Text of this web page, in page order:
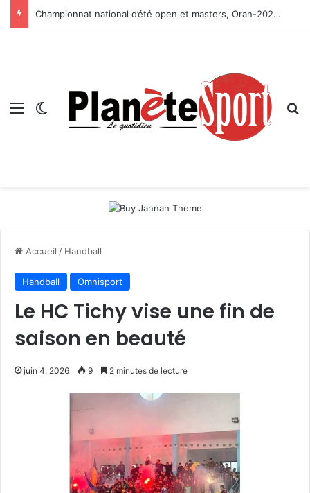
Championnat national d’été open et masters, Oran-2026 — Le CRB s’adjuge le titre
Menu Switch skin
Accueil / Handball
Handball Omnisport
Le HC Tichy vise une fin de
saison en beauté
juin 4, 2026 9 2 minutes de lecture